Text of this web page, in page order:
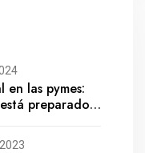
las pymes:
preparado